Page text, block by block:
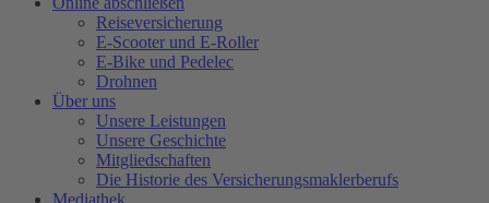
Reiseversicherung
E-Scooter und E-Roller
E-Bike und Pedelec
Drohnen
Über uns
Unsere Leistungen
Unsere Geschichte
Mitgliedschaften
Die Historie des Versicherungsmaklerberufs
Mediathek